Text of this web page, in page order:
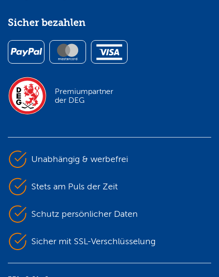
Sicher bezahlen
Premiumpartner
der DEG
Unabhängig & werbefrei
Stets am Puls der Zeit
Schutz persönlicher Daten
Sicher mit SSL-Verschlüsselung